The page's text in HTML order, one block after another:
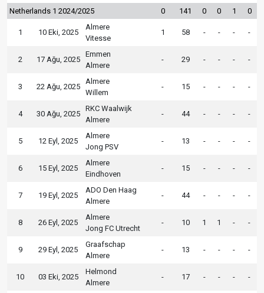
Netherlands 1 2024/2025 0 141 0 0 1 0
1 10 Eki, 2025
Almere
Vitesse
1 58 - - - -
2 17 Ağu, 2025
Emmen
Almere
- 29 - - - -
3 22 Ağu, 2025
Almere
Willem
- 15 - - - -
4 30 Ağu, 2025
RKC Waalwijk
Almere
- 44 - - - -
5 12 Eyl, 2025
Almere
Jong PSV
- 13 - - - -
6 15 Eyl, 2025
Almere
Eindhoven
- 15 - - - -
7 19 Eyl, 2025
ADO Den Haag
Almere
- 44 - - - -
8 26 Eyl, 2025
Almere
Jong FC Utrecht
- 10 1 1 - -
9 29 Eyl, 2025
Graafschap
Almere
- 13 - - - -
10 03 Eki, 2025
Helmond
Almere
- 17 - - - -